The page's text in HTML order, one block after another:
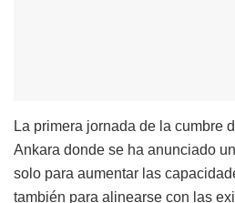
La primera jornada de la cumbre
Ankara donde se ha anunciado
solo para aumentar las
también para alinearse con las